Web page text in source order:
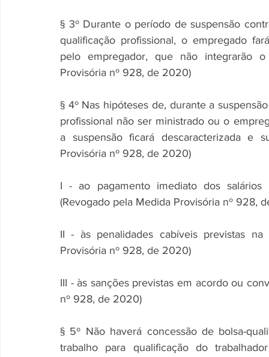
§ 3º Durante o período de suspensão
qualificação profissional, o empregado
pelo empregador, que não integrarão
Provisória nº 928, de 2020)
§ 4º Nas hipóteses de, durante a
profissional não ser ministrado ou o
a suspensão ficará descaracterizada e
Provisória nº 928, de 2020)
I - ao pagamento imediato dos
(Revogado pela Medida Provisória nº 928,
II - às penalidades cabíveis previstas
Provisória nº 928, de 2020)
III - às sanções previstas em acordo ou
nº 928, de 2020)
§ 5º Não haverá concessão de bolsa-
trabalho para qualificação do